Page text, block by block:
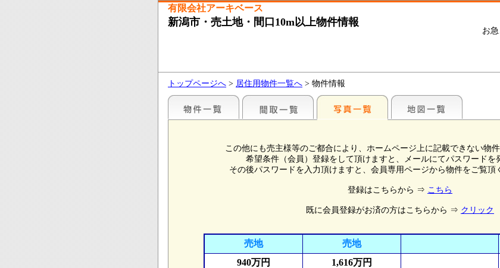
有限会社アーキベース
新潟市・売土地・間口10m以上物件情報
お
トップページへ > 居住用物件一覧へ > 物件情報
この他にも売主様等のご都合により、ホームページ上に記載できない物件
希望条件（会員）登録をして頂けますと、メールにてパスワードを
その後パスワードを入力頂けますと、会員専用ページから物件をご覧頂
登録はこちらから ⇒ こちら
既に会員登録がお済の方はこちらから ⇒ クリック
売地
売地
940万円
1,616万円